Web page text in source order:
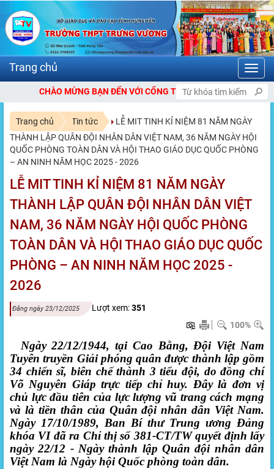
THÔNG TIN ĐIỆN TỬ TRƯỜNG THPT TRƯNG VƯƠNG
Trang chủ Tin tức
LỄ MIT TINH KỈ NIỆM 81 NĂM NGÀY
THÀNH LẬP QUÂN ĐỘI NHÂN DÂN VIỆT NAM, 36 NĂM NGÀY HỘI
QUỐC PHÒNG TOÀN DÂN VÀ HỘI THAO GIÁO DỤC QUỐC PHÒNG
– AN NINH NĂM HỌC 2025 - 2026
LỄ MIT TINH KỈ NIỆM 81 NĂM NGÀY
THÀNH LẬP QUÂN ĐỘI NHÂN DÂN VIỆT
NAM, 36 NĂM NGÀY HỘI QUỐC PHÒNG
TOÀN DÂN VÀ HỘI THAO GIÁO DỤC QUỐC
PHÒNG – AN NINH NĂM HỌC 2025 -
2026
Đăng ngày 23/12/2025 Lượt xem:351
100%
Ngày 22/12/1944, tại Cao Bằng, Đội Việt Nam
Tuyên truyền Giải phóng quân được thành lập gồm
34 chiến sĩ, biên chế thành 3 tiểu đội, do đồng chí
Võ Nguyên Giáp trực tiếp chỉ huy. Đây là đơn vị
chủ lực đầu tiên của lực lượng vũ trang cách mạng
và là tiền thân của Quân đội nhân dân Việt Nam.
Ngày 17/10/1989, Ban Bí thư Trung ương Đảng
khóa VI đã ra Chỉ thị số 381-CT/TW quyết định lấy
ngày 22/12 - Ngày thành lập Quân đội nhân dân
Việt Nam là Ngày hội Quốc phòng toàn dân.